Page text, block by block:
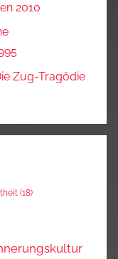
2010
Zug-Tragödie
(18)